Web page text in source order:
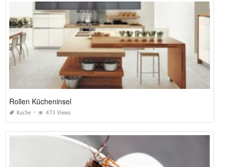
Rollen Kücheninsel
Kuche 473 Views